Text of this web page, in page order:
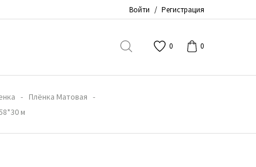
Войти / Регистрация
0 0
Плёнка Матовая
м